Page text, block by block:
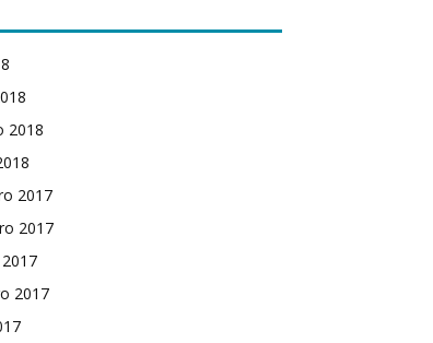
2018
2017
2017
2017